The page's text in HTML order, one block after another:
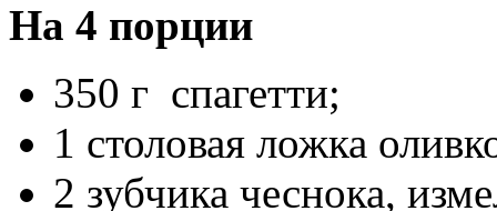
На 4 порции
350 г спагетти;
1 столовая ложка
2 зубчика чеснока,